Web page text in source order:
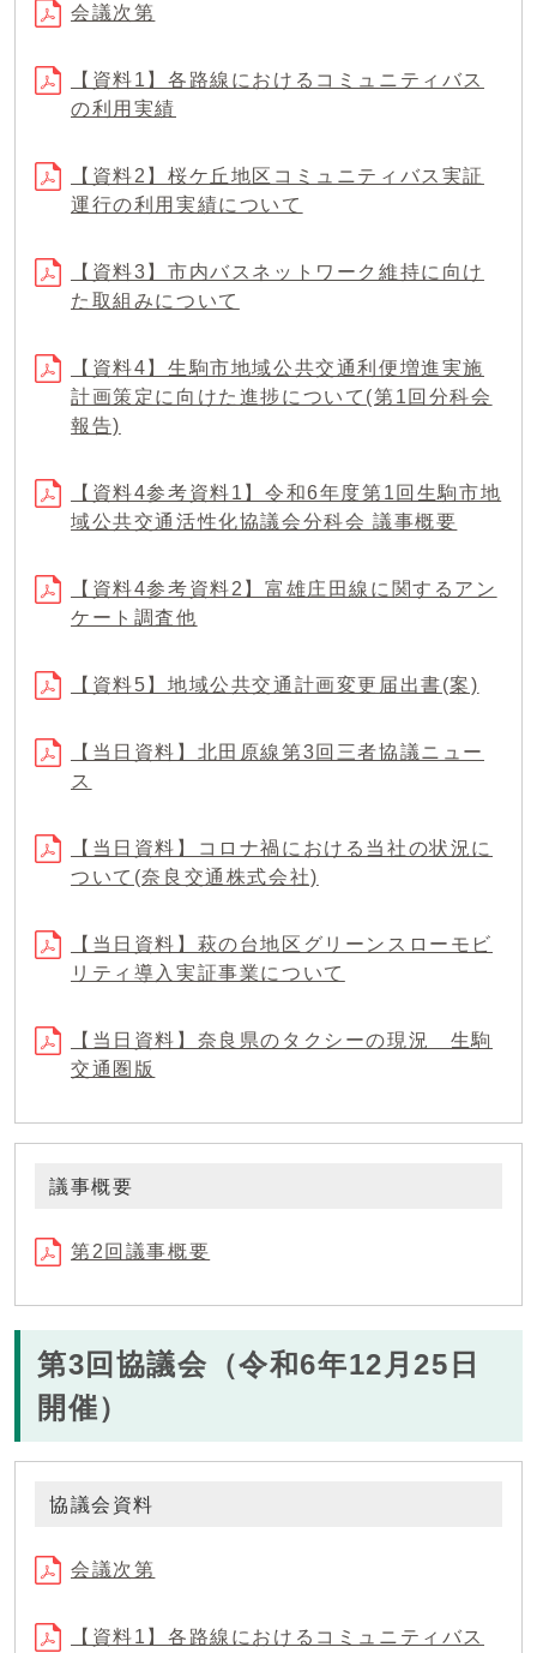
会議次第
【資料1】各路線におけるコミュニティバス
の利用実績
【資料2】桜ケ丘地区コミュニティバス実証
運行の利用実績について
【資料3】市内バスネットワーク維持に向け
た取組みについて
【資料4】生駒市地域公共交通利便増進実施
計画策定に向けた進捗について(第1回分科会
報告)
【資料4参考資料1】令和6年度第1回生駒市地
域公共交通活性化協議会分科会 議事概要
【資料4参考資料2】富雄庄田線に関するアン
ケート調査他
【資料5】地域公共交通計画変更届出書(案)
【当日資料】北田原線第3回三者協議ニュー
ス
【当日資料】コロナ禍における当社の状況に
ついて(奈良交通株式会社)
【当日資料】萩の台地区グリーンスローモビ
リティ導入実証事業について
【当日資料】奈良県のタクシーの現況 生駒
交通圏版
議事概要
第2回議事概要
第3回協議会（令和6年12月25日
開催）
協議会資料
会議次第
【資料1】各路線におけるコミュニティバス